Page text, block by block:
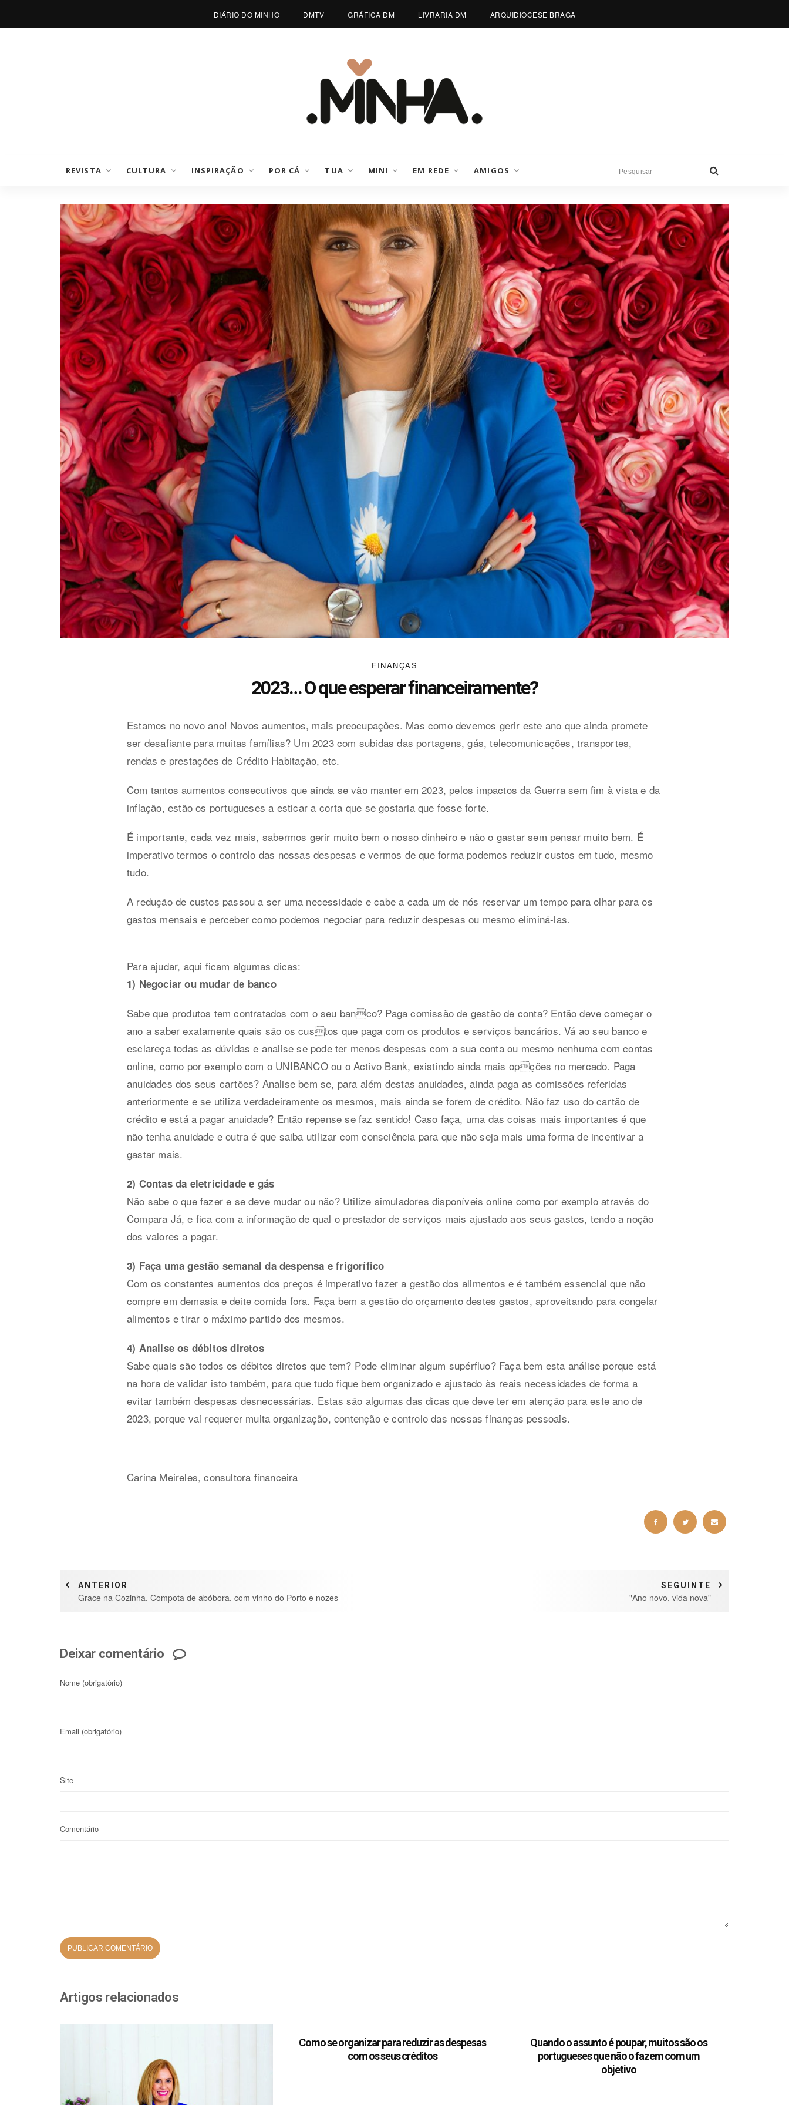
DIÁRIO DO MINHO DMTV GRÁFICA DM LIVRARIA DM ARQUIDIOCESE BRAGA
REVISTA CULTURA INSPIRAÇÃO POR CÁ TUA MINI EM REDE AMIGOS
FINANÇAS
2023… O que esperar financeiramente?
Estamos no novo ano! Novos aumentos, mais preocupações. Mas como devemos gerir este ano que ainda promete
ser desafiante para muitas famílias? Um 2023 com subidas das portagens, gás, telecomunicações, transportes,
rendas e prestações de Crédito Habitação, etc.
Com tantos aumentos consecutivos que ainda se vão manter em 2023, pelos impactos da Guerra sem fim à vista e da
inflação, estão os portugueses a esticar a corta que se gostaria que fosse forte.
É importante, cada vez mais, sabermos gerir muito bem o nosso dinheiro e não o gastar sem pensar muito bem. É
imperativo termos o controlo das nossas despesas e vermos de que forma podemos reduzir custos em tudo, mesmo
tudo.
A redução de custos passou a ser uma necessidade e cabe a cada um de nós reservar um tempo para olhar para os
gastos mensais e perceber como podemos negociar para reduzir despesas ou mesmo eliminá-las.
Para ajudar, aqui ficam algumas dicas:
1) Negociar ou mudar de banco
Sabe que produtos tem contratados com o seu banco? Paga comissão de gestão de conta? Então deve começar o
ano a saber exatamente quais são os custos que paga com os produtos e serviços bancários. Vá ao seu banco e
esclareça todas as dúvidas e analise se pode ter menos despesas com a sua conta ou mesmo nenhuma com contas
online, como por exemplo com o UNIBANCO ou o Activo Bank, existindo ainda mais opções no mercado. Paga
anuidades dos seus cartões? Analise bem se, para além destas anuidades, ainda paga as comissões referidas
anteriormente e se utiliza verdadeiramente os mesmos, mais ainda se forem de crédito. Não faz uso do cartão de
crédito e está a pagar anuidade? Então repense se faz sentido! Caso faça, uma das coisas mais importantes é que
não tenha anuidade e outra é que saiba utilizar com consciência para que não seja mais uma forma de incentivar a
gastar mais.
2) Contas da eletricidade e gás
Não sabe o que fazer e se deve mudar ou não? Utilize simuladores disponíveis online como por exemplo através do
Compara Já, e fica com a informação de qual o prestador de serviços mais ajustado aos seus gastos, tendo a noção
dos valores a pagar.
3) Faça uma gestão semanal da despensa e frigorífico
Com os constantes aumentos dos preços é imperativo fazer a gestão dos alimentos e é também essencial que não
compre em demasia e deite comida fora. Faça bem a gestão do orçamento destes gastos, aproveitando para congelar
alimentos e tirar o máximo partido dos mesmos.
4) Analise os débitos diretos
Sabe quais são todos os débitos diretos que tem? Pode eliminar algum supérfluo? Faça bem esta análise porque está
na hora de validar isto também, para que tudo fique bem organizado e ajustado às reais necessidades de forma a
evitar também despesas desnecessárias. Estas são algumas das dicas que deve ter em atenção para este ano de
2023, porque vai requerer muita organização, contenção e controlo das nossas finanças pessoais.
Carina Meireles, consultora financeira
ANTERIOR
Grace na Cozinha. Compota de abóbora, com vinho do Porto e nozes
SEGUINTE
"Ano novo, vida nova"
Deixar comentário
Nome (obrigatório)
Email (obrigatório)
Site
Comentário
Artigos relacionados
Como se organizar para reduzir as despesas
com os seus créditos
Quando o assunto é poupar, muitos são os
portugueses que não o fazem com um
objetivo